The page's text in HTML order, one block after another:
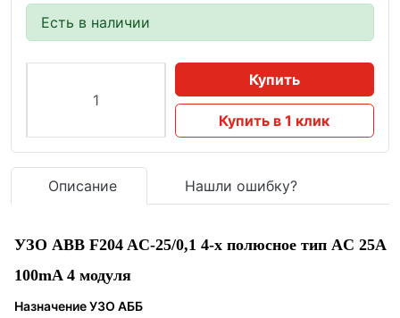
Есть в наличии
Купить
Купить в 1 клик
Описание Нашли ошибку?
УЗО ABB F204 AC-25/0,1 4-х полюсное тип AC 25A
100mA 4 модуля
Назначение УЗО АББ